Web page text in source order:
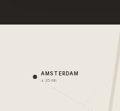
AMSTERDAM
± 35 min